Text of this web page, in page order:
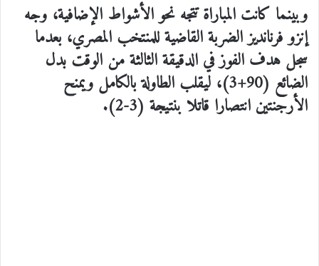
وبينما كانت المباراة تتجه نحو الأشواط الإضافية، وجه
إنزو فرنانديز الضربة القاضية للمنتخب المصري، بعدما
سجل هدف الفوز في الدقيقة الثالثة من الوقت بدل
الضائع (90+3)، ليقلب الطاولة بالكامل ويمنح
الأرجنتين انتصارا قاتلا بنتيجة (3-2).